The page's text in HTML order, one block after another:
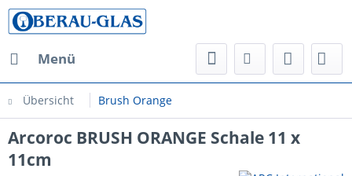
Menü
Übersicht Brush Orange
Arcoroc BRUSH ORANGE Schale 11 x
11cm